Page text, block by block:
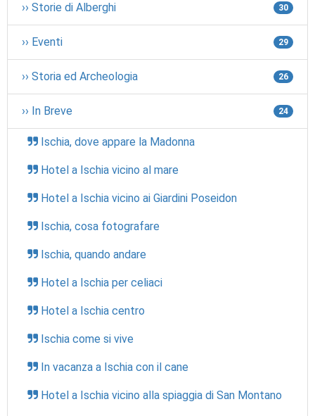
›› Storie di Alberghi 30
›› Eventi 29
›› Storia ed Archeologia 26
›› In Breve 24
Ischia, dove appare la Madonna
Hotel a Ischia vicino al mare
Hotel a Ischia vicino ai Giardini Poseidon
Ischia, cosa fotografare
Ischia, quando andare
Hotel a Ischia per celiaci
Hotel a Ischia centro
Ischia come si vive
In vacanza a Ischia con il cane
Hotel a Ischia vicino alla spiaggia di San Montano